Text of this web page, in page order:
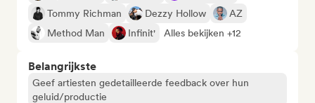
Tommy Richman
Dezzy Hollow
AZ
Method Man
Infinit' Alles bekijken +12
Belangrijkste
Geef artiesten gedetailleerde feedback over hun
geluid/productie